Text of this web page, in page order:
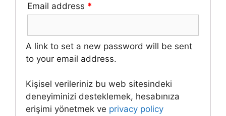
Email address *
A link to set a new password will be sent
to your email address.
Kişisel verileriniz bu web sitesindeki
deneyiminizi desteklemek, hesabınıza
erişimi yönetmek ve privacy policy